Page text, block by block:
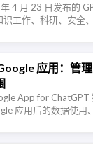
4 月 23 日发布的
工作、科研、安全
应用：管
App for ChatGPT
应用后的数据使
排 …